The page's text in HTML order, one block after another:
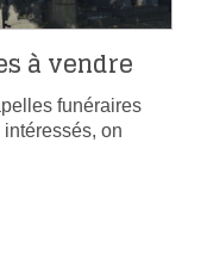
à vendre
funéraires
on